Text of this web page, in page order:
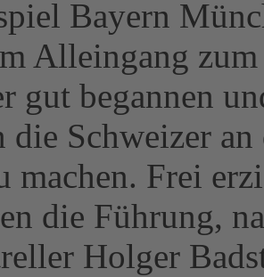
Bayern
Alleingang
gut begannen
die Schweizer
machen. Frei
die Führung,
Holger